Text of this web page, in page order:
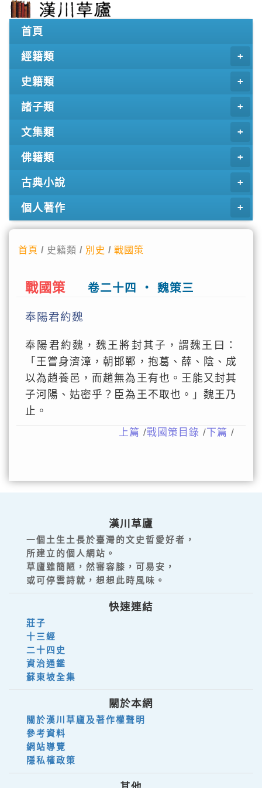
首頁
經籍類
史籍類
諸子類
文集類
佛籍類
古典小說
個人著作
首頁 / 史籍類 / 別史 /戰國策
戰國策 卷二十四 ‧ 魏策三
奉陽君約魏
奉陽君約魏，魏王將封其子，謂魏王曰：
「王嘗身濟漳，朝邯鄲，抱葛、薛、陰、成
以為趙養邑，而趙無為王有也。王能又封其
子河陽、姑密乎？臣為王不取也。」魏王乃
止。
上篇 /戰國策目錄 /下篇 /
漢川草廬
一個土生土長於臺灣的文史哲愛好者，
所建立的個人網站。
草廬雖簡陋，然審容膝，可易安，
或可停雲詩就，想想此時風味。
快速連結
莊子
十三經
二十四史
資治通鑑
蘇東坡全集
關於本網
關於漢川草廬及著作權聲明
參考資料
網站導覽
隱私權政策